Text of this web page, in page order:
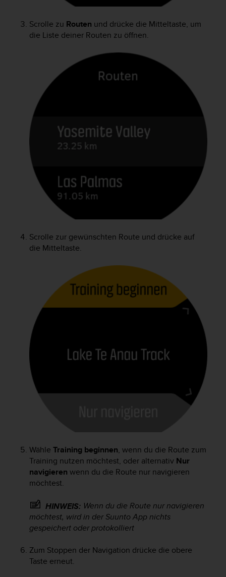
Scrolle zu Routen und drücke die Mitteltaste, um
die Liste deiner Routen zu öffnen.
Scrolle zur gewünschten Route und drücke auf
die Mitteltaste.
Wähle Training beginnen, wenn du die Route zum
Training nutzen möchtest, oder alternativ Nur
navigieren wenn du die Route nur navigieren
möchtest.
HINWEIS: Wenn du die Route nur navigieren
möchtest, wird in der Suunto App nichts
gespeichert oder protokolliert
Zum Stoppen der Navigation drücke die obere
Taste erneut.